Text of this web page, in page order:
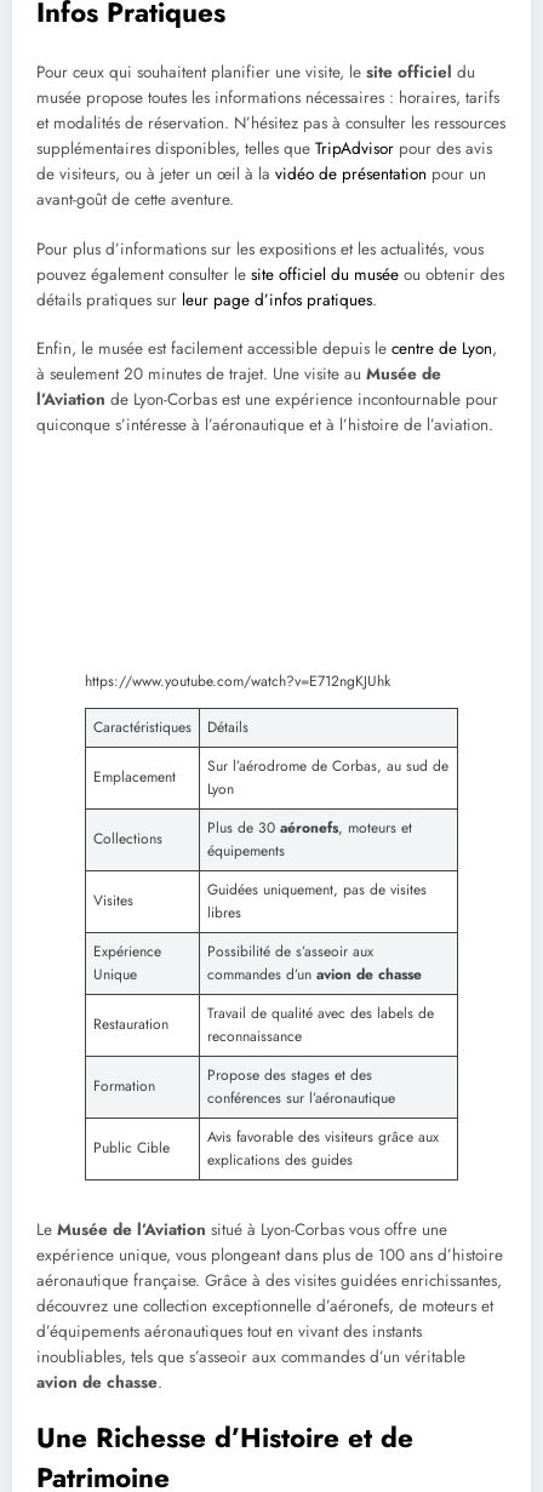
Infos Pratiques
Pour ceux qui souhaitent planifier une visite, le site officiel du
musée propose toutes les informations nécessaires : horaires, tarifs
et modalités de réservation. N’hésitez pas à consulter les ressources
supplémentaires disponibles, telles que TripAdvisor pour des avis
de visiteurs, ou à jeter un œil à la vidéo de présentation pour un
avant-goût de cette aventure.
Pour plus d’informations sur les expositions et les actualités, vous
pouvez également consulter le site officiel du musée ou obtenir des
détails pratiques sur leur page d’infos pratiques.
Enfin, le musée est facilement accessible depuis le centre de Lyon,
à seulement 20 minutes de trajet. Une visite au Musée de
l’Aviation de Lyon-Corbas est une expérience incontournable pour
quiconque s’intéresse à l’aéronautique et à l’histoire de l’aviation.
https://www.youtube.com/watch?v=E712ngKJUhk
Caractéristiques Détails
Emplacement
Sur l’aérodrome de Corbas, au sud de
Lyon
Collections Plus de 30 aéronefs, moteurs et
équipements
Visites
Guidées uniquement, pas de visites
libres
Expérience
Unique
Possibilité de s’asseoir aux
commandes d’un avion de chasse
Restauration
Travail de qualité avec des labels de
reconnaissance
Formation
Propose des stages et des
conférences sur l’aéronautique
Public Cible
Avis favorable des visiteurs grâce aux
explications des guides
Le Musée de l’Aviation situé à Lyon-Corbas vous offre une
expérience unique, vous plongeant dans plus de 100 ans d’histoire
aéronautique française. Grâce à des visites guidées enrichissantes,
découvrez une collection exceptionnelle d’aéronefs, de moteurs et
d’équipements aéronautiques tout en vivant des instants
inoubliables, tels que s’asseoir aux commandes d’un véritable
avion de chasse.
Une Richesse d’Histoire et de
Patrimoine